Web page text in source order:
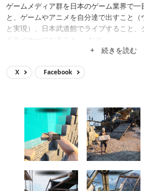
ゲームメディア群を日本のゲーム業界で一
と、ゲームやアニメを自分達で出すこと
と実現）、日本武道館でライブすること
ドライナーになること……など。
+ 続きを読む
X Facebook